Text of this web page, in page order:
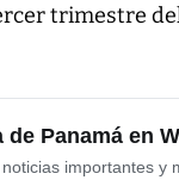
trimestre
de Panamá en
importantes y